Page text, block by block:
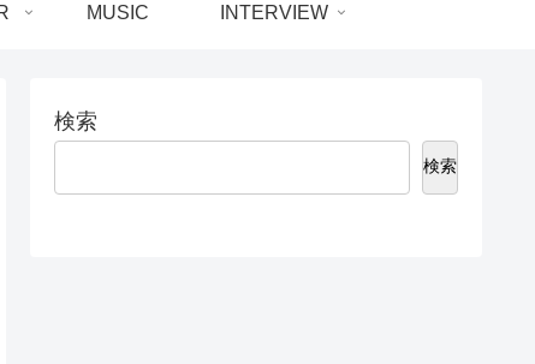
MUSIC INTERVIEW
検索
検索